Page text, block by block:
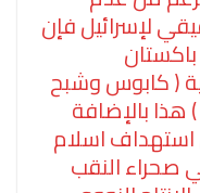
لإسرائيل فإن
( كابوس وشبح
بالإضافة
اسلام
صحراء النقب